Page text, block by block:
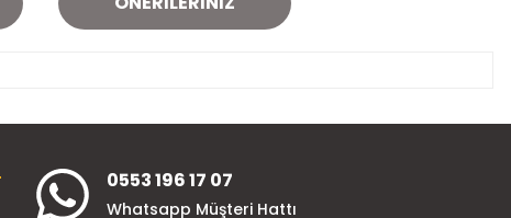
0553 196 17 07
Whatsapp Müşteri Hattı